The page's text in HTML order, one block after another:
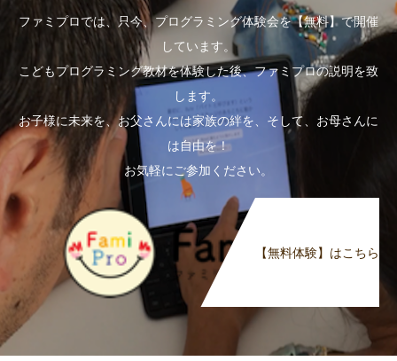
ファミプロでは、只今、プログラミング体験会を【無料】で開催
しています。
こどもプログラミング教材を体験した後、ファミプロの説明を致
します。
お子様に未来を、お父さんには家族の絆を、そして、お母さんに
は自由を！
お気軽にご参加ください。
【無料体験】はこちら